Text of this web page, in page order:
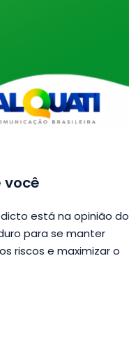
você
está na opinião do
para se manter
riscos e maximizar o